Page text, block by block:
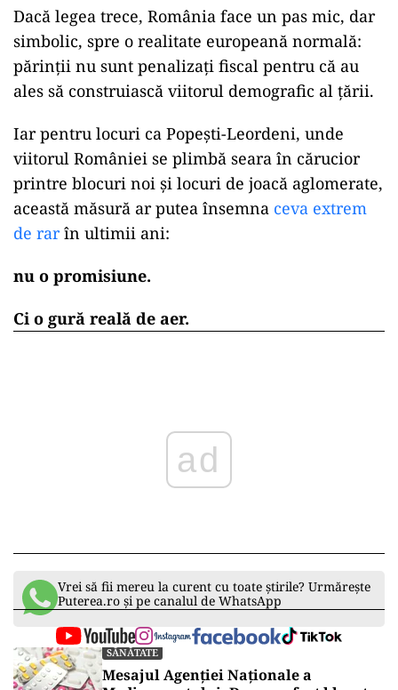
Dacă legea trece, România face un pas mic, dar
simbolic, spre o realitate europeană normală:
părinții nu sunt penalizați fiscal pentru că au
ales să construiască viitorul demografic al țării.
Iar pentru locuri ca Popești-Leordeni, unde
viitorul României se plimbă seara în cărucior
printre blocuri noi și locuri de joacă aglomerate,
această măsură ar putea însemna ceva extrem
de rarîn ultimii ani:
nu o promisiune.
Ci o gură reală de aer.
ad
Vrei să fii mereu la curent cu toate știrile? Urmărește
Puterea.ro și pe canalul de WhatsApp
SĂNĂTATE
Mesajul Agenției Naționale a